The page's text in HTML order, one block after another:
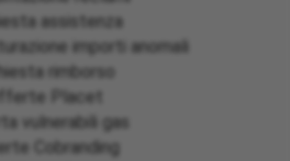
assistenza
importi anomali
rimborso
Placet
vulnerabili gas
Cobranding